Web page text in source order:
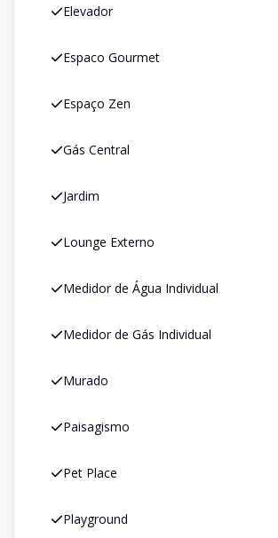
Elevador
Espaco Gourmet
Espaço Zen
Gás Central
Jardim
Lounge Externo
Medidor de Água Individual
Medidor de Gás Individual
Murado
Paisagismo
Pet Place
Playground